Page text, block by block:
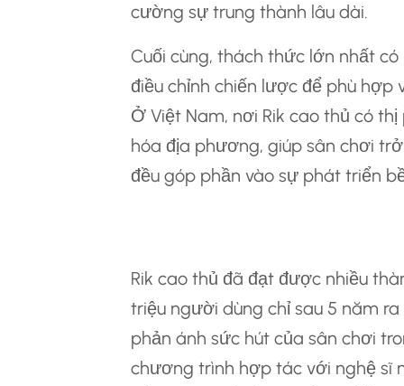
cường sự trung thành lâu dài.
Cuối cùng, thách thức lớn nhất
điều chỉnh chiến lược để phù
Ở Việt Nam, nơi Rik cao thủ có
hóa địa phương, giúp sân chơi
đều góp phần vào sự phát triển
Rik cao thủ đã đạt được nhiều
triệu người dùng chỉ sau 5 năm
phản ánh sức hút của sân chơi
chương trình hợp tác với nghệ sĩ